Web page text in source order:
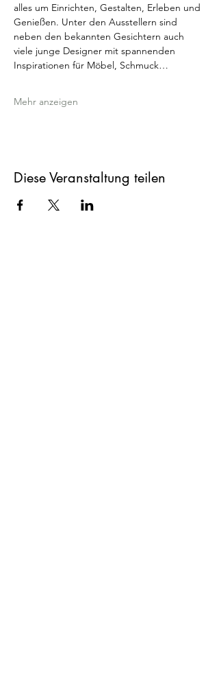
alles um Einrichten, Gestalten, Erleben und
Genießen. Unter den Ausstellern sind
neben den bekannten Gesichtern auch
viele junge Designer mit spannenden
Inspirationen für Möbel, Schmuck…
Mehr anzeigen
Diese Veranstaltung teilen